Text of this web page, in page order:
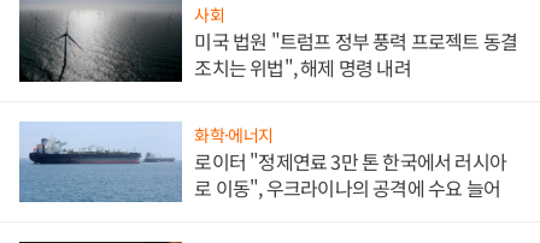
사회
미국 법원 "트럼프 정부 풍력 프로젝트 동결
조치는 위법", 해제 명령 내려
화학·에너지
로이터 "정제연료 3만 톤 한국에서 러시아
로 이동", 우크라이나의 공격에 수요 늘어